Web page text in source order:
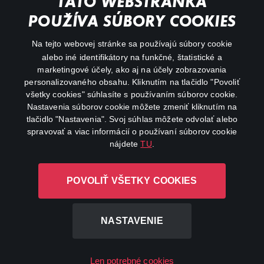
POUŽÍVA SÚBORY COOKIES
Na tejto webovej stránke sa používajú súbory cookie
alebo iné identifikátory na funkčné, štatistické a
marketingové účely, ako aj na účely zobrazovania
personalizovaného obsahu. Kliknutím na tlačidlo "Povoliť
všetky cookies" súhlasíte s používaním súborov cookie.
Nastavenia súborov cookie môžete zmeniť kliknutím na
tlačidlo "Nastavenia". Svoj súhlas môžete odvolať alebo
spravovať a viac informácií o používaní súborov cookie
nájdeteTU
POVOLIŤ VŠETKY COOKIES
NASTAVENIE
Len potrebné cookies
My profile
Important links
Canal+ Luxembourg S. à r.l. so sídlom Rue Albert Borschette 4,